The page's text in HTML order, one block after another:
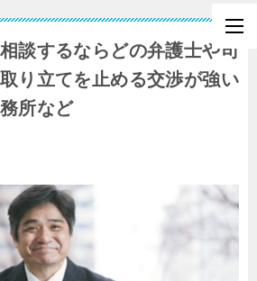
談するならどの弁護士や司
り立てを止める交渉が強い
所など